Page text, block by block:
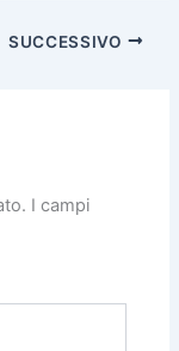
SUCCESSIVO
I campi